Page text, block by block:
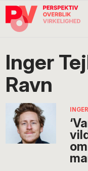
Gå
direkte
navigation
Skip
indhold
Gå
direkte
POV
International
Inger
Ravn